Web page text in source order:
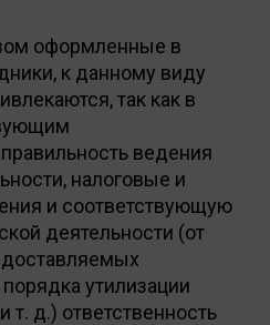
оформленные в
к данному виду
так как в
ведения
налоговые и
и соответствующую
деятельности (от
утилизации
т. д.) ответственность